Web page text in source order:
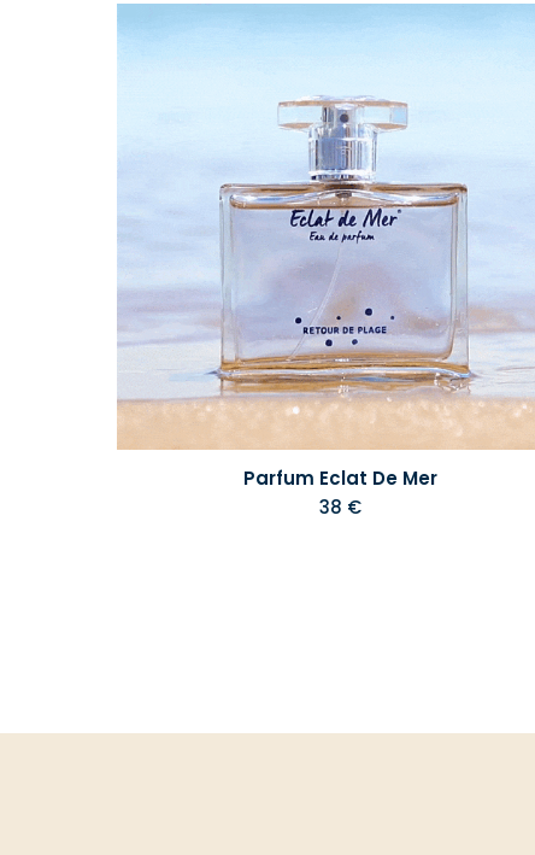
Parfum Eclat De Mer
38 €